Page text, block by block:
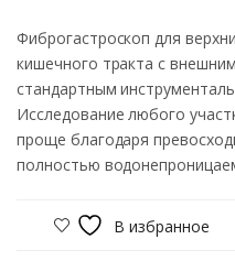
Фиброгастроскоп для
кишечного тракта с
стандартным
Исследование любого
проще благодаря
полностью
В избранное